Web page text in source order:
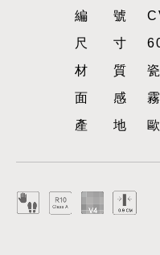
編號
尺寸
材質
面感
產地